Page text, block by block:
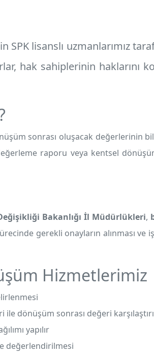
lisanslı uzmanlarımız
hak sahiplerinin haklarını
sonrası oluşacak değerlerinin
raporu veya kentsel
Bakanlığı İl Müdürlükleri,
gerekli onayların alınması ve
Hizmetlerimiz
ile dönüşüm sonrası değeri
yapılır
değerlendirilmesi